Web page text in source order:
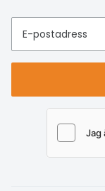
E-postadress